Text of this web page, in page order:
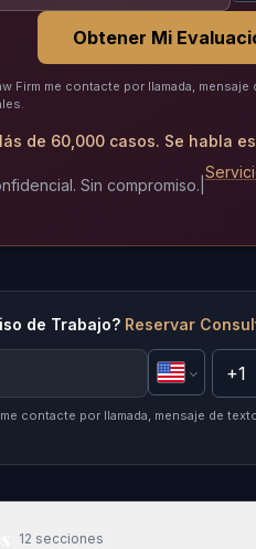
Obtener Mi
Firm me contacte por llamada,
de 60,000 casos. Se habla
Sin compromiso.
de Trabajo? Reservar
contacte por llamada, mensaje de
12 secciones